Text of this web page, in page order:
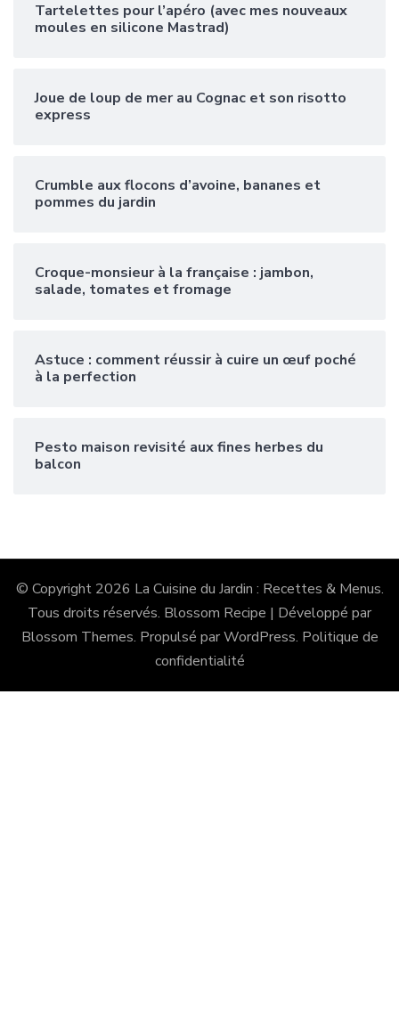
Tartelettes pour l’apéro (avec mes nouveaux
moules en silicone Mastrad)
Joue de loup de mer au Cognac et son risotto
express
Crumble aux flocons d’avoine, bananes et
pommes du jardin
Croque-monsieur à la française : jambon,
salade, tomates et fromage
Astuce : comment réussir à cuire un œuf poché
à la perfection
Pesto maison revisité aux fines herbes du
balcon
© Copyright 2026 La Cuisine du Jardin : Recettes & Menus.
Tous droits réservés. Blossom Recipe | Développé par
Blossom Themes. Propulsé parWordPress. Politique de
confidentialité